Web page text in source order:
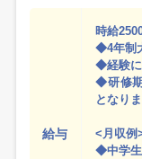
給与
時給
◆4年制
◆経験に
◆研修
となりま
<月収例
◆中学生